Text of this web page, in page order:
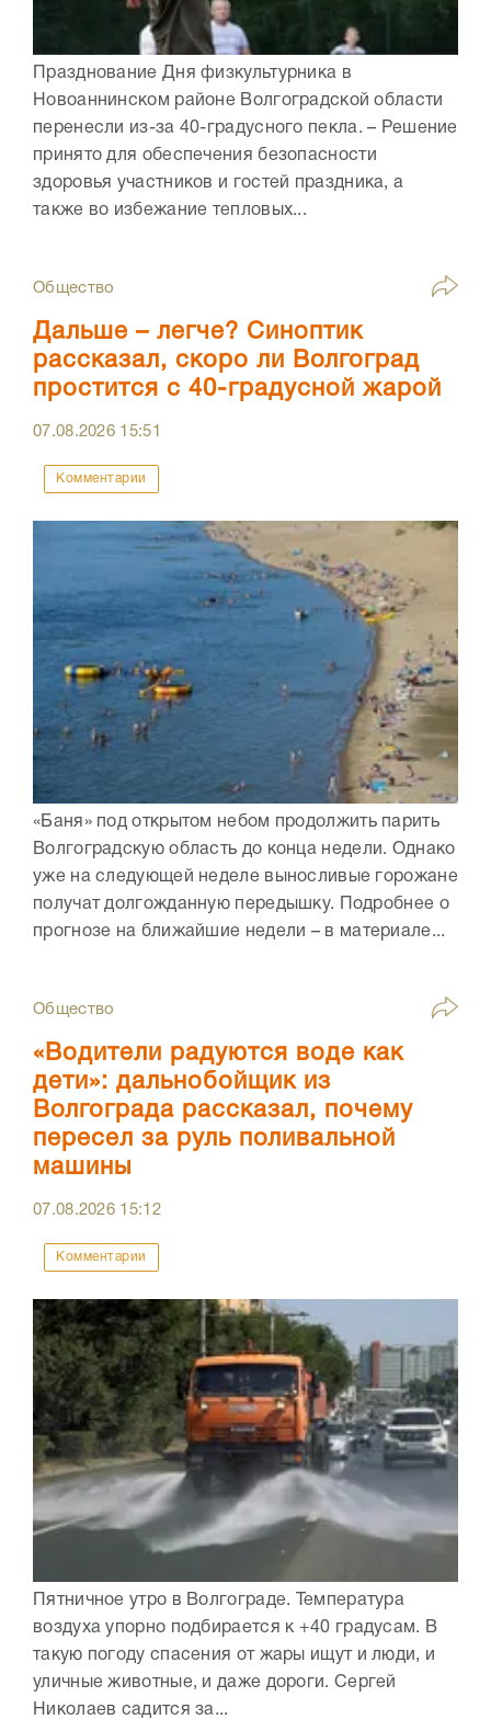
Празднование Дня физкультурника в
Новоаннинском районе Волгоградской области
перенесли из-за 40-градусного пекла. – Решение
принято для обеспечения безопасности
здоровья участников и гостей праздника, а
также во избежание тепловых...
Общество
Дальше – легче? Синоптик
рассказал, скоро ли Волгоград
простится с 40-градусной жарой
07.08.2026 15:51
Комментарии
«Баня» под открытом небом продолжить парить
Волгоградскую область до конца недели. Однако
уже на следующей неделе выносливые горожане
получат долгожданную передышку. Подробнее о
прогнозе на ближайшие недели – в материале...
Общество
«Водители радуются воде как
дети»: дальнобойщик из
Волгограда рассказал, почему
пересел за руль поливальной
машины
07.08.2026 15:12
Комментарии
Пятничное утро в Волгограде. Температура
воздуха упорно подбирается к +40 градусам. В
такую погоду спасения от жары ищут и люди, и
уличные животные, и даже дороги. Сергей
Николаев садится за...